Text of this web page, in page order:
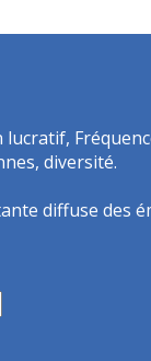
diversité.
diffuse des